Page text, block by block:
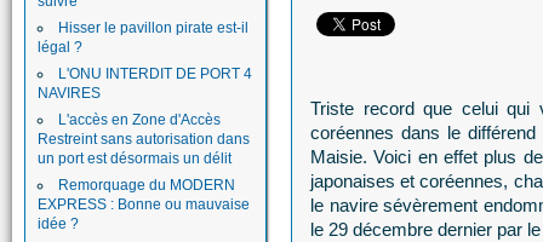
Hisser le pavillon pirate est-il
légal ?
L'ONU INTERDIT DE PORT 4
NAVIRES
L'accès en Zone d'Accès
Restreint sans autorisation dans
un port est désormais un délit
Remorquage du MODERN
EXPRESS : Bonne ou mauvaise
idée ?
Triste record que celui qui
coréennes dans le
Maisie. Voici en effet plus
japonaises et coréennes,
le navire sévèrement
le 29 décembre dernier par